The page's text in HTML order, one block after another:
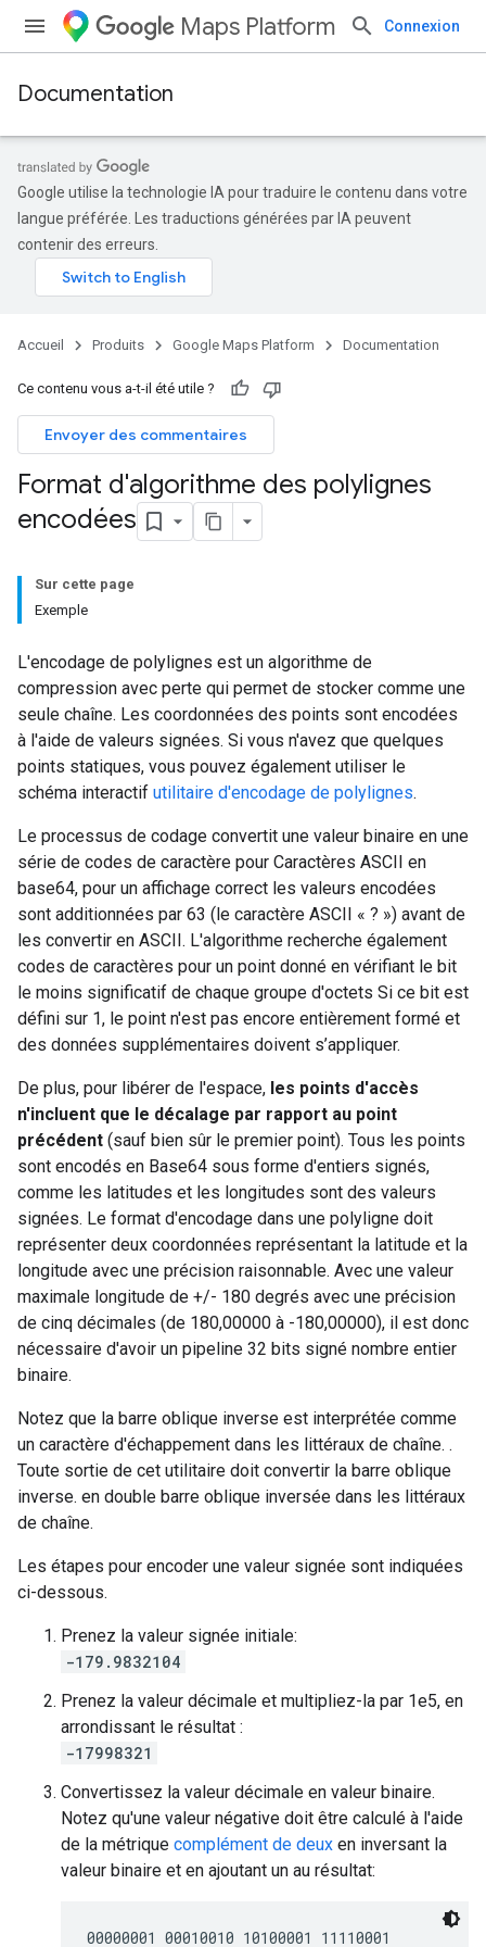
Maps Platform Connexion
Documentation
Google utilise la technologie IA pour traduire le contenu dans votre
langue préférée. Les traductions générées par IA peuvent
contenir des erreurs.
Accueil Produits Google Maps Platform Documentation
Ce contenu vous a-t-il été utile ?
Envoyer des commentaires
Format d'algorithme des polylignes
encodées
Sur cette page
Exemple
L'encodage de polylignes est un algorithme de
compression avec perte qui permet de stocker comme une
seule chaîne. Les coordonnées des points sont encodées
à l'aide de valeurs signées. Si vous n'avez que quelques
points statiques, vous pouvez également utiliser le
schéma interactif utilitaire d'encodage de polylignes.
Le processus de codage convertit une valeur binaire en une
série de codes de caractère pour Caractères ASCII en
base64, pour un affichage correct les valeurs encodées
sont additionnées par 63 (le caractère ASCII « ? ») avant de
les convertir en ASCII. L'algorithme recherche également
codes de caractères pour un point donné en vérifiant le bit
le moins significatif de chaque groupe d'octets Si ce bit est
défini sur 1, le point n'est pas encore entièrement formé et
des données supplémentaires doivent s’appliquer.
De plus, pour libérer de l'espace, les points d'accès
n'incluent que le décalage par rapport au point
précédent (sauf bien sûr le premier point). Tous les points
sont encodés en Base64 sous forme d'entiers signés,
comme les latitudes et les longitudes sont des valeurs
signées. Le format d'encodage dans une polyligne doit
représenter deux coordonnées représentant la latitude et la
longitude avec une précision raisonnable. Avec une valeur
maximale longitude de +/- 180 degrés avec une précision
de cinq décimales (de 180,00000 à -180,00000), il est donc
nécessaire d'avoir un pipeline 32 bits signé nombre entier
binaire.
Notez que la barre oblique inverse est interprétée comme
un caractère d'échappement dans les littéraux de chaîne. .
Toute sortie de cet utilitaire doit convertir la barre oblique
inverse. en double barre oblique inversée dans les littéraux
de chaîne.
Les étapes pour encoder une valeur signée sont indiquées
ci-dessous.
Prenez la valeur signée initiale:
-179.9832104
Prenez la valeur décimale et multipliez-la par 1e5, en
arrondissant le résultat :
-17998321
Convertissez la valeur décimale en valeur binaire.
Notez qu'une valeur négative doit être calculé à l'aide
de la métrique complément de deux en inversant la
valeur binaire et en ajoutant un au résultat:
00000001 00010010 10100001 11110001